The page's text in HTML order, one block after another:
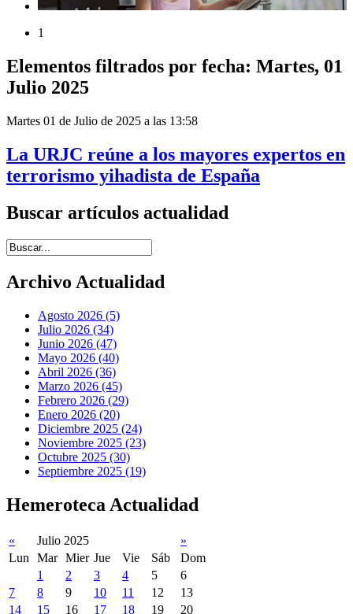
1
Elementos filtrados por fecha: Martes, 01
Julio 2025
Martes 01 de Julio de 2025 a las 13:58
La URJC reúne a los mayores expertos en
terrorismo yihadista de España
Buscar artículos actualidad
Introduce términos de búsqueda
Archivo Actualidad
Agosto 2026 (5)
Julio 2026 (34)
Junio 2026 (47)
Mayo 2026 (40)
Abril 2026 (36)
Marzo 2026 (45)
Febrero 2026 (29)
Enero 2026 (20)
Diciembre 2025 (24)
Noviembre 2025 (23)
Octubre 2025 (30)
Septiembre 2025 (19)
Hemeroteca Actualidad
« Julio 2025
»
Lun
Mar Mier Jue Vie Sáb
Dom
1
2 3 4 5
6
7
8 9 10 11 12
13
14
15 16 17 18 19
20